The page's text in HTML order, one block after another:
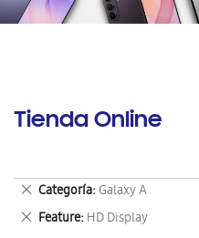
Tienda Online
Categoría Galaxy A
Eliminar
este
artículo
Feature HD Display
Eliminar